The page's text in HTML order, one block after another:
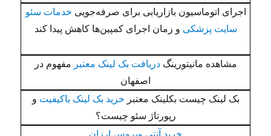
اجرای اتوماسیون بازاریابی برای صرفه‌جویی خدمات سئو
سایت پزشکی و زمان اجرای کمپین‌ها کاهش پیدا کند
مشاهده مانیتورینگدریافت بک لینک معتبر مفهوم در
اصفهان
بک لینک چیست بکلینک معتبر خرید بک لینک باکیفیت و
رپورتاژ سئو چیست؟
خرید آنتی ویروس ارزان